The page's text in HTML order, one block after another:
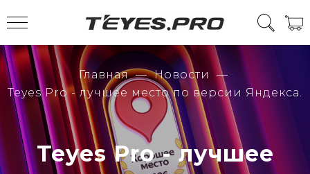
Главная
Новости
Teyes Pro - лучшее место по версии Яндекса.
Teyes Pro - лучшее